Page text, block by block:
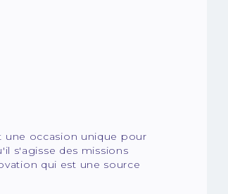
une occasion unique pour
s'agisse des missions
qui est une source